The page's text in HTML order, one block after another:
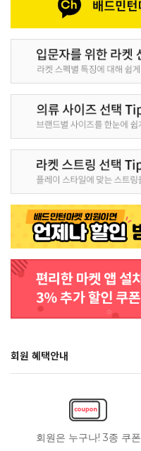
회원 혜택안내
회원은 누구나! 3종 쿠폰